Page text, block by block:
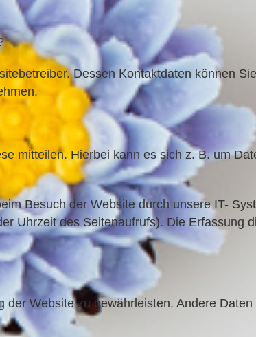
Dessen Kontaktdaten können
mitteilen. Hierbei kann es sich z. B. um
Besuch der Website durch unsere IT-
Uhrzeit des Seitenaufrufs). Die Erfassung
Website zu gewährleisten. Andere